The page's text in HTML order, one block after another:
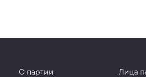
О партии
Лица